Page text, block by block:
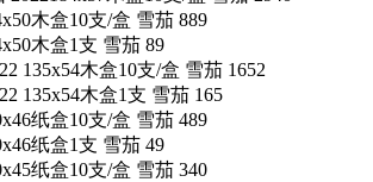
木盒10支/盒 雪茄 889
木盒1支 雪茄 89
135x54木盒10支/盒 雪茄 1652
135x54木盒1支 雪茄 165
纸盒10支/盒 雪茄 489
纸盒1支 雪茄 49
纸盒10支/盒 雪茄 340